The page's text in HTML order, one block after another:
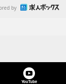
by
YouTube